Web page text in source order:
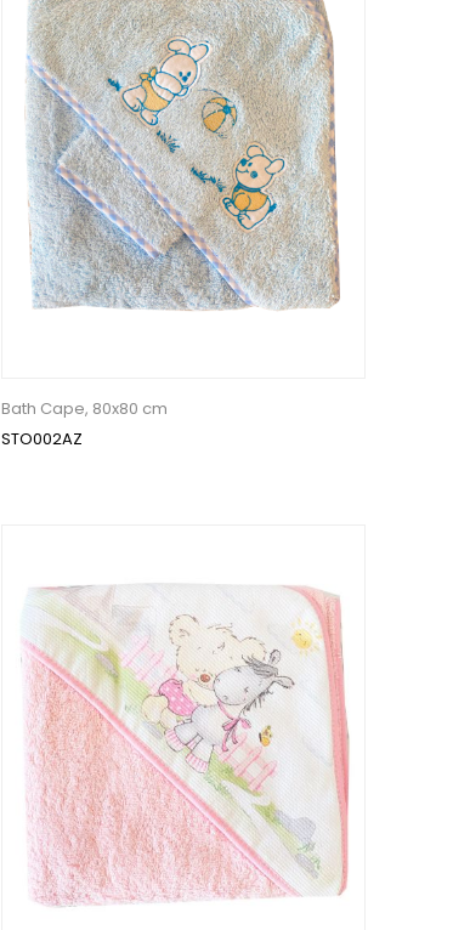
Bath Cape, 80x80 cm
STO002AZ